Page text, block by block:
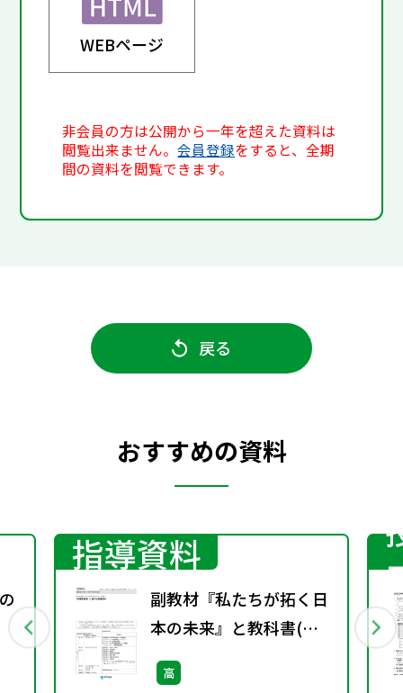
WEBページ
非会員の方は公開から一年を超えた資料は
閲覧出来ません。会員登録をすると、全期
間の資料を閲覧できます。
戻る
おすすめの資料
指導資料
副教材『私たちが拓く日
本の未来』と教科書(現
社313)を用いた「主権者
教育」に関する指導資料
高